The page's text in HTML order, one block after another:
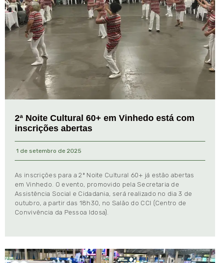
2ª Noite Cultural 60+ em Vinhedo está com
inscrições abertas
1 de setembro de 2025
As inscrições para a 2ª Noite Cultural 60+ já estão abertas
em Vinhedo. O evento, promovido pela Secretaria de
Assistência Social e Cidadania, será realizado no dia 3 de
outubro, a partir das 18h30, no Salão do CCI (Centro de
Convivência da Pessoa Idosa).